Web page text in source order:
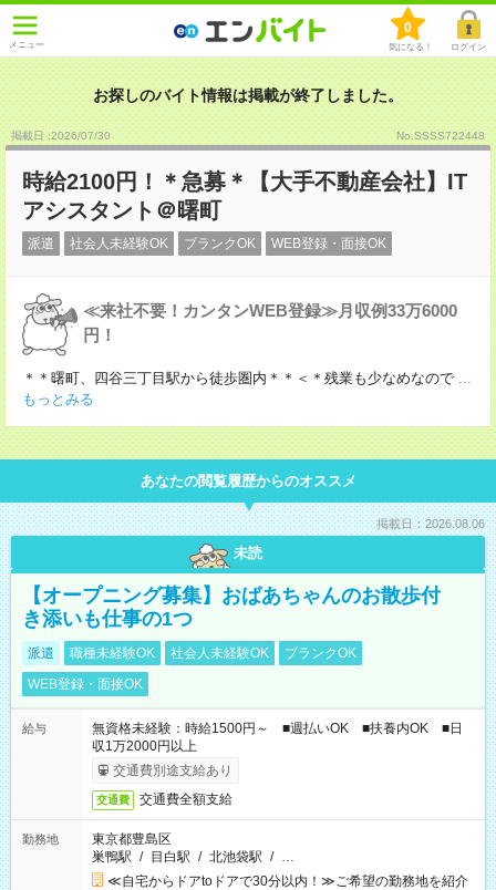
メニュー
0
気になる！ ログイン
お探しのバイト情報は掲載が終了しました。
掲載日 :2026/07/30 No.SSSS722448
時給2100円！＊急募＊【大手不動産会社】IT
アシスタント＠曙町
派遣 社会人未経験OK ブランクOK WEB登録・面接OK
≪来社不要！カンタンWEB登録≫月収例33万6000
円！
＊＊曙町、四谷三丁目駅から徒歩圏内＊＊＜＊残業も少なめなので ...
もっとみる
あなたの閲覧履歴からのオススメ
掲載日：2026.08.06
未読
【オープニング募集】おばあちゃんのお散歩付
き添いも仕事の1つ
派遣 職種未経験OK 社会人未経験OK
ブランクOK
WEB登録・面接OK
給与
無資格未経験：時給1500円～ ■週払いOK ■扶養内OK ■日
収1万2000円以上
交通費別途支給あり
交通費 交通費全額支給
勤務地
東京都豊島区
巣鴨駅 / 目白駅 / 北池袋駅 / …
≪自宅からドアtoドアで30分以内！≫ご希望の勤務地を紹介